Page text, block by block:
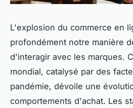
L'explosion du commerce en
profondément notre manière
d'interagir avec les marques.
mondial, catalysé par des
pandémie, dévoile une
comportements d'achat. Les